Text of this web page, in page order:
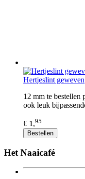
Hertjeslint geweven
12 mm te bestellen
ook leuk
€ 1,95
Bestellen
Het Naaicafé